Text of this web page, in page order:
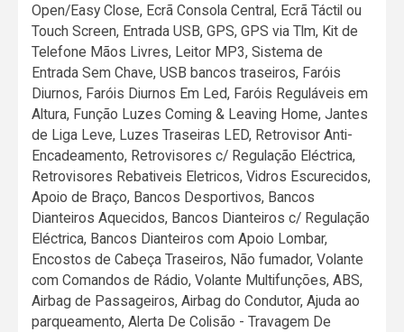
Open/Easy Close, Ecrã Consola Central, Ecrã Táctil ou
Touch Screen, Entrada USB, GPS, GPS via Tlm, Kit de
Telefone Mãos Livres, Leitor MP3, Sistema de
Entrada Sem Chave, USB bancos traseiros, Faróis
Diurnos, Faróis Diurnos Em Led, Faróis Reguláveis em
Altura, Função Luzes Coming & Leaving Home, Jantes
de Liga Leve, Luzes Traseiras LED, Retrovisor Anti-
Encadeamento, Retrovisores c/ Regulação Eléctrica,
Retrovisores Rebativeis Eletricos, Vidros Escurecidos,
Apoio de Braço, Bancos Desportivos, Bancos
Dianteiros Aquecidos, Bancos Dianteiros c/ Regulação
Eléctrica, Bancos Dianteiros com Apoio Lombar,
Encostos de Cabeça Traseiros, Não fumador, Volante
com Comandos de Rádio, Volante Multifunções, ABS,
Airbag de Passageiros, Airbag do Condutor, Ajuda ao
parqueamento, Alerta De Colisão - Travagem De